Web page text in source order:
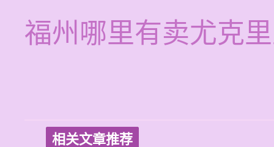
福州哪里有卖尤克
相关文章推荐